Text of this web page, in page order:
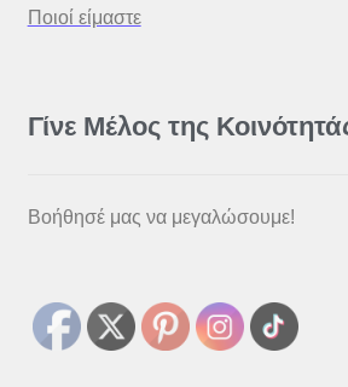
Mushoku Tensei NSFW
Tengen Toppa Gurren Lagann
ΥΠΗΡΕΣΙΕΣ 3D PRINTING
Ποιοί είμαστε
Γίνε Μέλος της
Βοήθησέ μας να μεγαλώσουμε!